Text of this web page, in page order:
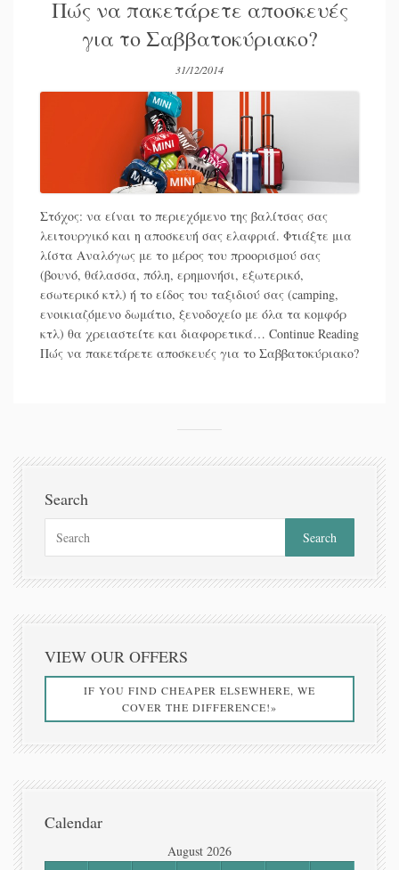
Πώς να πακετάρετε αποσκευές
για το Σαββατοκύριακο?
31/12/2014
Στόχος: να είναι το περιεχόμενο της βαλίτσας σας
λειτουργικό και η αποσκευή σας ελαφριά. Φτιάξτε μια
λίστα Αναλόγως με το μέρος του προορισμού σας
(βουνό, θάλασσα, πόλη, ερημονήσι, εξωτερικό,
εσωτερικό κτλ) ή το είδος του ταξιδιού σας (camping,
ενοικιαζόμενο δωμάτιο, ξενοδοχείο με όλα τα κομφόρ
κτλ) θα χρειαστείτε και διαφορετικά… Continue Reading
Πώς να πακετάρετε αποσκευές για το Σαββατοκύριακο?
Search
VIEW OUR OFFERS
IF YOU FIND CHEAPER ELSEWHERE, WE
COVER THE DIFFERENCE!»
Calendar
August 2026